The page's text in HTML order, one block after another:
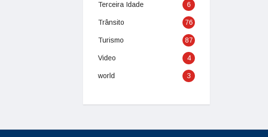
Terceira Idade 6
Trânsito 76
Turismo 87
Video 4
world 3